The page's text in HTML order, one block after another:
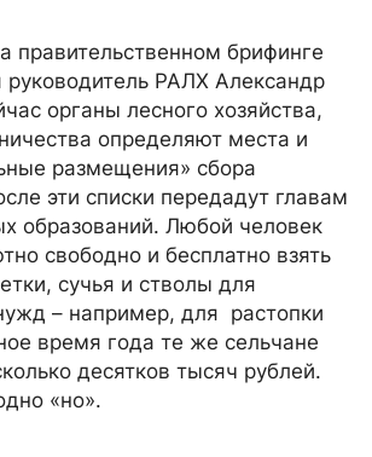
правительственном брифинге
руководитель РАЛХ Александр
органы лесного хозяйства,
определяют места и
размещения» сбора
эти списки передадут главам
образований. Любой человек
свободно и бесплатно взять
сучья и стволы для
– например, для растопки
время года те же сельчане
десятков тысяч рублей.
«но».